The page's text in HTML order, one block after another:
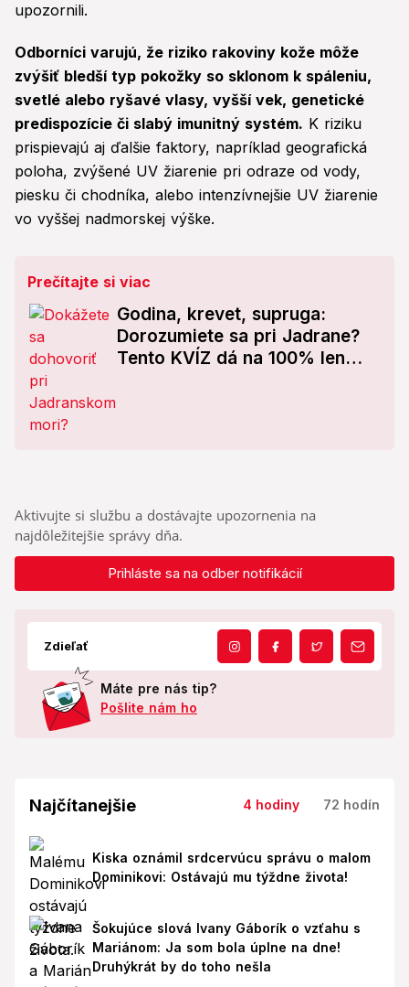
upozornili.
Odborníci varujú, že riziko rakoviny kože môže
zvýšiť bledší typ pokožky so sklonom k spáleniu,
svetlé alebo ryšavé vlasy, vyšší vek, genetické
predispozície či slabý imunitný systém. K riziku
prispievajú aj ďalšie faktory, napríklad geografická
poloha, zvýšené UV žiarenie pri odraze od vody,
piesku či chodníka, alebo intenzívnejšie UV žiarenie
vo vyššej nadmorskej výške.
Prečítajte si viac
Godina, krevet, supruga:
Dorozumiete sa pri Jadrane?
Tento KVÍZ dá na 100% len
Aktivujte si službu a dostávajte upozornenia na
najdôležitejšie správy dňa.
Prihláste sa na odber notifikácií
Zdieľať
Máte pre nás tip?
Pošlite nám ho
Najčítanejšie 4 hodiny 72 hodín
Kiska oznámil srdcervúcu správu o malom
Dominikovi: Ostávajú mu týždne života!
Šokujúce slová Ivany Gáborík o vzťahu s
Mariánom: Ja som bola úplne na dne!
Druhýkrát by do toho nešla